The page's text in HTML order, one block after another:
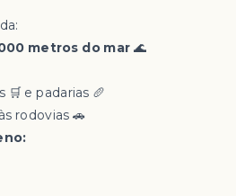
metros do mar 🌊
e padarias 🥖
rodovias 🚗